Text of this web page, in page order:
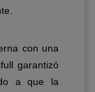
con una
garantizó
a que la